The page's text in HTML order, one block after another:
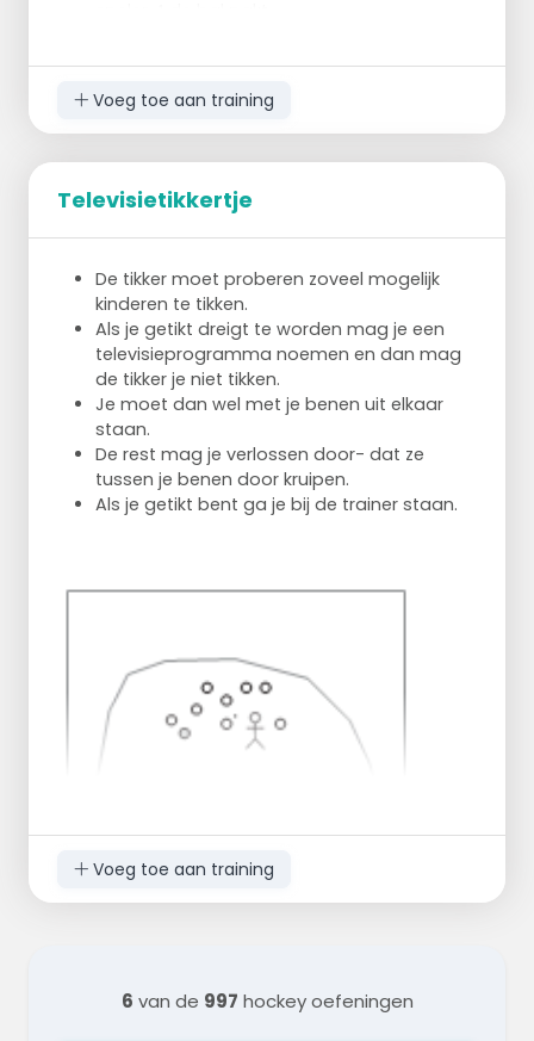
doel halen of daarvoor even een pauze
Dit ivm met de veiligheid.
Voeg toe aan training
Televisietikkertje
De tikker moet proberen zoveel mogelijk
kinderen te tikken.
Als je getikt dreigt te worden mag je een
televisieprogramma noemen en dan mag
de tikker je niet tikken.
Je moet dan wel met je benen uit elkaar
staan.
De rest mag je verlossen door- dat ze
tussen je benen door kruipen.
Als je getikt bent ga je bij de trainer staan.
Voeg toe aan training
6 van de 997 hockey oefeningen